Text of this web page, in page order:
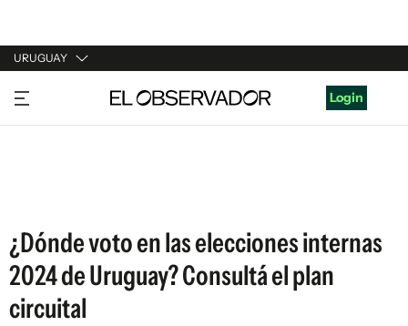
URUGUAY
URUGUAY
ARGENTINA
Login
¿Dónde voto en las elecciones internas
2024 de Uruguay? Consultá el plan
circuital